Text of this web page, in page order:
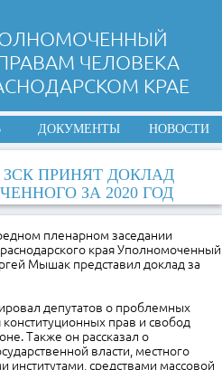
ЧЕЛОВЕКА
КРАЕ
ДОКУМЕНТЫ НОВОСТИ
ПРИНЯТ ДОКЛАД
ЗА 2020 ГОД
пленарном заседании
края Уполномоченный
Мышак представил доклад за
депутатов о проблемных
прав и свобод
Также он рассказал о
власти, местного
институтами, средствами массовой